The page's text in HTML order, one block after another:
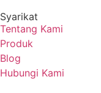
Syarikat
Tentang Kami
Produk
Blog
Hubungi Kami